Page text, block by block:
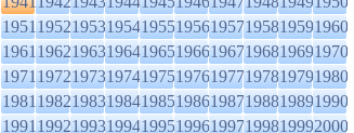
1951195219531954195519561957195819591960
1961196219631964196519661967196819691970
1971197219731974197519761977197819791980
1981198219831984198519861987198819891990
1991199219931994199519961997199819992000